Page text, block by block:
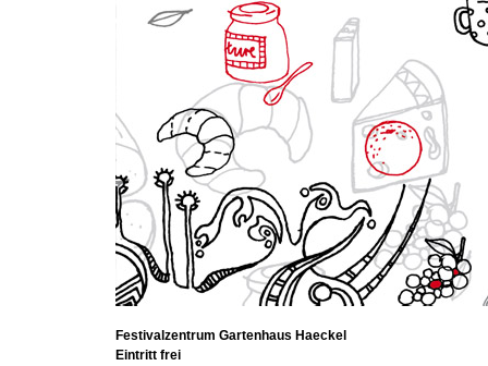
Festivalzentrum Gartenhaus Haeckel
Eintritt frei